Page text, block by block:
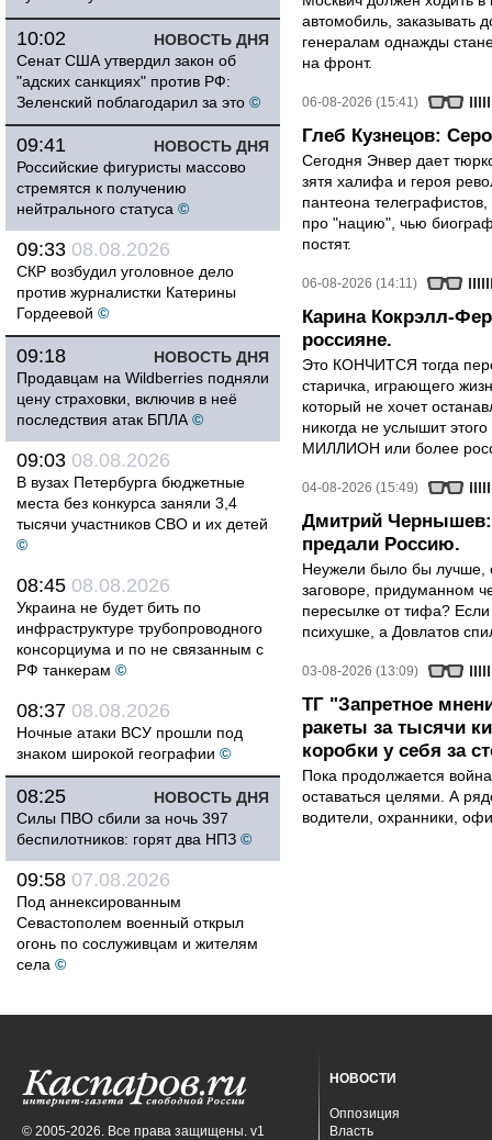
НОВОСТЬ ДНЯ
10:02
Сенат США утвердил закон об
"адских санкциях" против РФ:
Зеленский поблагодарил за это ©
НОВОСТЬ ДНЯ
09:41
Российские фигуристы массово
стремятся к получению
нейтрального статуса ©
09:33 08.08.2026
СКР возбудил уголовное дело
против журналистки Катерины
Гордеевой ©
НОВОСТЬ ДНЯ
09:18
Продавцам на Wildberries подняли
цену страховки, включив в неё
последствия атак БПЛА ©
09:03 08.08.2026
В вузах Петербурга бюджетные
места без конкурса заняли 3,4
тысячи участников СВО и их детей
©
08:45 08.08.2026
Украина не будет бить по
инфраструктуре трубопроводного
консорциума и по не связанным с
РФ танкерам ©
08:37 08.08.2026
Ночные атаки ВСУ прошли под
знаком широкой географии ©
НОВОСТЬ ДНЯ
08:25
Силы ПВО сбили за ночь 397
беспилотников: горят два НПЗ ©
09:58 07.08.2026
Под аннексированным
Севастополем военный открыл
огонь по сослуживцам и жителям
села ©
автомобиль, заказывать
генералам однажды
на фронт.
06-08-2026 (15:41)
Глеб Кузнецов:
Сегодня Энвер дает
зятя халифа и героя
пантеона
про "нацию", чью
постят.
06-08-2026 (14:11)
Карина Кокрэлл-
россияне.
Это КОНЧИТСЯ тогда
старичка, играющего
который не хочет
никогда не услышит
МИЛЛИОН или более
04-08-2026 (15:49)
Дмитрий Чернышев:
предали Россию.
Неужели было бы лучше,
заговоре, придуманном
пересылке от тифа?
психушке, а Довлатов
03-08-2026 (13:09)
ТГ "Запретное
ракеты за тысячи
коробки у себя за
Пока продолжается
оставаться целями. А
водители, охранники,
© 2005-2026. Все права защищены. v1
НОВОСТИ
Оппозиция
Власть